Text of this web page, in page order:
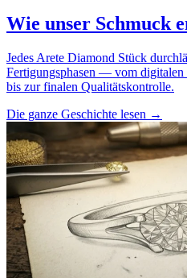
Wie unser Schmuck
Jedes Arete Diamond Stück
Fertigungsphasen — vom
bis zur finalen Qualitätskontrolle.
Die ganze Geschichte lesen →